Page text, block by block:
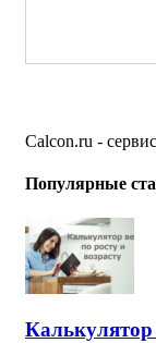
Calcon.ru -
Популярные
Калькулятор